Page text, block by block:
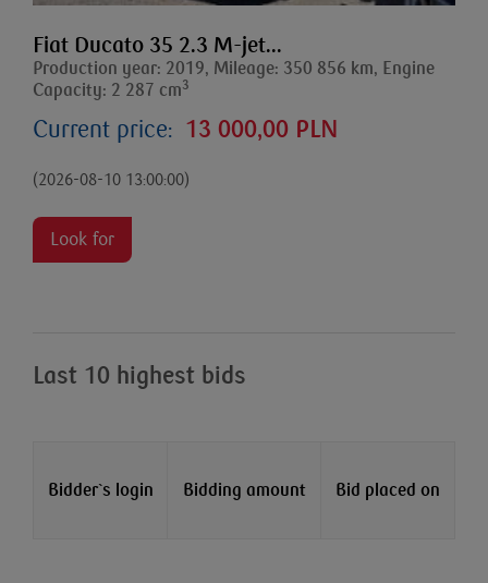
Fiat Ducato 35 2.3 M-jet...
Production year: 2019, Mileage: 350 856 km, Engine
Capacity: 2 287 cm3
Current price: 13 000,00 PLN
(2026-08-10 13:00:00)
Look for
Last 10 highest bids
Bidder`s login Bidding amount Bid placed on